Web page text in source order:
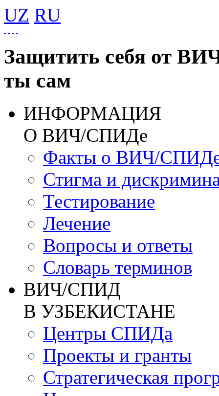
UZ RU
Защитить себя от
ты сам
ИНФОРМАЦИЯ
О ВИЧ/СПИДе
Факты о ВИЧ/
Стигма и
Тестирование
Лечение
Вопросы и ответы
Словарь терминов
ВИЧ/СПИД
В УЗБЕКИСТАНЕ
Центры СПИДа
Проекты и гранты
Стратегическая